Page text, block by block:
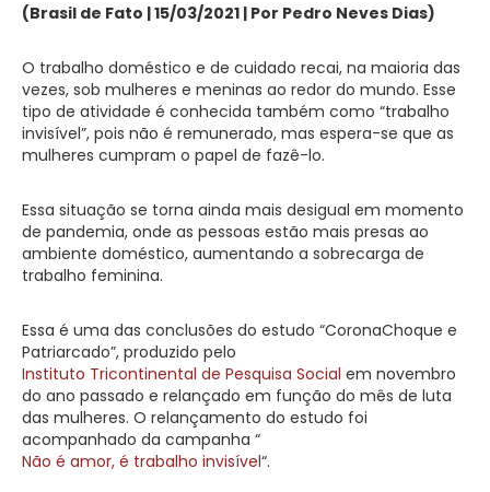
(Brasil de Fato | 15/03/2021 | Por Pedro Neves Dias)
O trabalho doméstico e de cuidado recai, na maioria das
vezes, sob mulheres e meninas ao redor do mundo. Esse
tipo de atividade é conhecida também como “trabalho
invisível”, pois não é remunerado, mas espera-se que as
mulheres cumpram o papel de fazê-lo.
Essa situação se torna ainda mais desigual em momento
de pandemia, onde as pessoas estão mais presas ao
ambiente doméstico, aumentando a sobrecarga de
trabalho feminina.
Essa é uma das conclusões do estudo “CoronaChoque e
Patriarcado”, produzido pelo
Instituto Tricontinental de Pesquisa Social em novembro
do ano passado e relançado em função do mês de luta
das mulheres. O relançamento do estudo foi
acompanhado da campanha “
Não é amor, é trabalho invisível“.